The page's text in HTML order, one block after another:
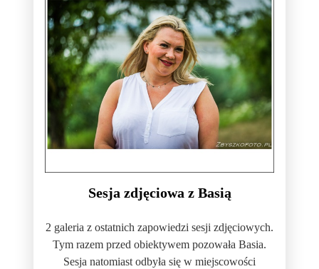
Sesja zdjęciowa z Basią
2 galeria z ostatnich zapowiedzi sesji zdjęciowych.
Tym razem przed obiektywem pozowała Basia.
Sesja natomiast odbyła się w miejscowości